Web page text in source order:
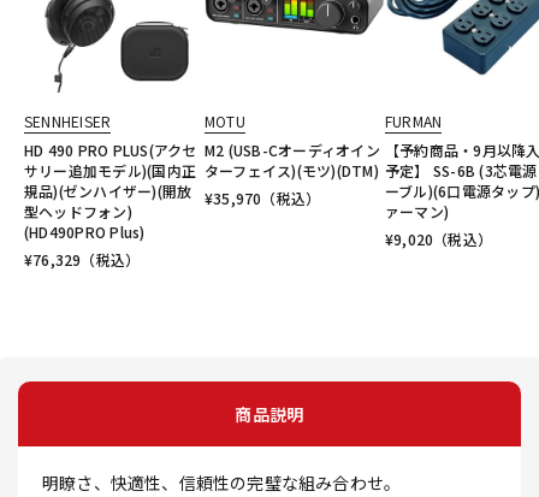
SENNHEISER
HD 490 PRO PLUS(アクセ
サリー追加モデル)(国内正
規品)(ゼンハイザー)(開放
型ヘッドフォン)
(HD490PRO Plus)
¥76,329 （税込）
MOTU
M2 (USB-Cオーディオイン
ターフェイス)(モツ)(DTM)
¥35,970 （税込）
FURMAN
【予約商品・9月以降
予定】 SS-6B (3芯電
ーブル)(6口電源タッ
ァーマン)
¥9,020 （税込）
商品説明
明瞭さ、快適性、信頼性の完璧な組み合わせ。